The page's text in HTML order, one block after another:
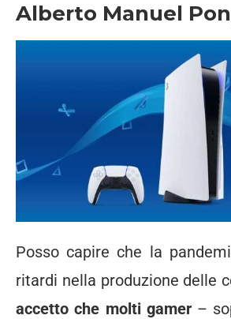
Alberto Manuel
Posso capire che la
ritardi nella produzione delle
accetto che molti gamer–